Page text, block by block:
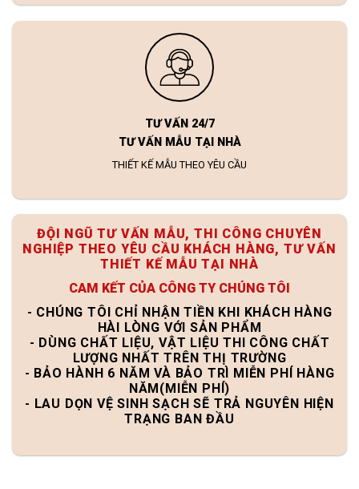
TƯ VẤN 24/7
TƯ VẤN MẪU TẠI NHÀ
THIẾT KẾ MẪU THEO YÊU CẦU
ĐỘI NGŨ TƯ VẤN MẪU, THI CÔNG CHUYÊN
NGHIỆP THEO YÊU CẦU KHÁCH HÀNG, TƯ VẤN
THIẾT KẾ MẪU TẠI NHÀ
CAM KẾT CỦA CÔNG TY CHÚNG TÔI
- CHÚNG TÔI CHỈ NHẬN TIỀN KHI KHÁCH HÀNG
HÀI LÒNG VỚI SẢN PHẨM
- DÙNG CHẤT LIỆU, VẬT LIỆU THI CÔNG CHẤT
LƯỢNG NHẤT TRÊN THỊ TRƯỜNG
- BẢO HÀNH 6 NĂM VÀ BẢO TRÌ MIỄN PHÍ HÀNG
NĂM(MIỄN PHÍ)
- LAU DỌN VỆ SINH SẠCH SẼ TRẢ NGUYÊN HIỆN
TRẠNG BAN ĐẦU